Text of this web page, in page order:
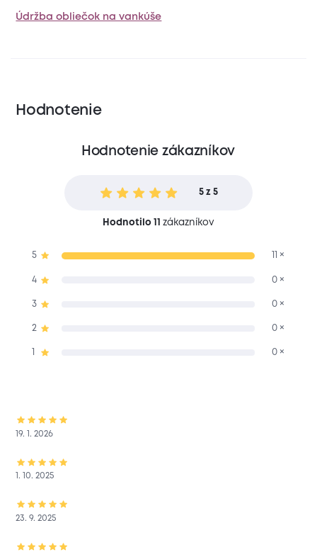
Údržba obliečok na vankúše
Hodnotenie
Hodnotenie zákazníkov
5 z 5
Hodnotilo 11 zákazníkov
5 11 ×
4 0 ×
3 0 ×
2 0 ×
0 ×
19. 1. 2026
1. 10. 2025
23. 9. 2025